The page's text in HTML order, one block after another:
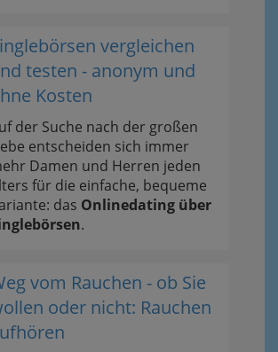
vergleichen
testen - anonym und
Kosten
der Suche nach der großen
entscheiden sich immer
Damen und Herren jeden
für die einfache, bequeme
das Onlinedating über
.
vom Rauchen - ob Sie
oder nicht: Rauchen